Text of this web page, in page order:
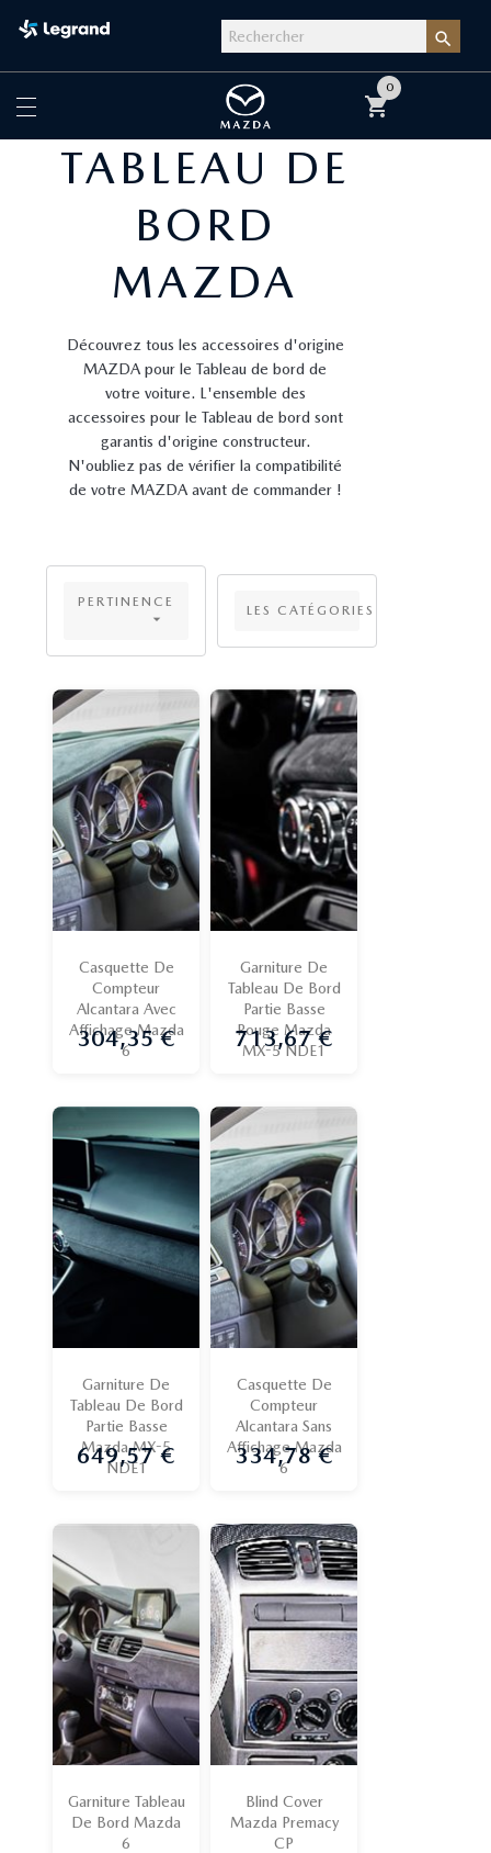

shopping_cart
0
TABLEAU DE
BORD
MAZDA
Découvrez tous les accessoires d'origine
MAZDA pour le Tableau de bord de
votre voiture. L'ensemble des
accessoires pour le Tableau de bord sont
garantis d'origine constructeur.
N'oubliez pas de vérifier la compatibilité
de votre MAZDA avant de commander !
PERTINENCE
 LES CATÉGORIES
Casquette De
Compteur
Alcantara Avec
Affichage Mazda
6
Prix
304,35 €
Garniture De
Tableau De Bord
Partie Basse
Rouge Mazda
MX-5 NDE1
Prix
713,67 €
Garniture De
Tableau De Bord
Partie Basse
Mazda MX-5
NDE1
Prix
649,57 €
Casquette De
Compteur
Alcantara Sans
Affichage Mazda
6
Prix
334,78 €
Garniture Tableau
De Bord Mazda
6
Blind Cover
Mazda Premacy
CP